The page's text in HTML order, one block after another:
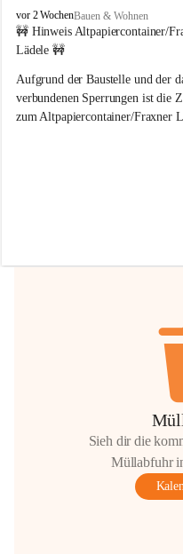
F
r
a
e
r
n
vor 2 WochenBauen & Wohnen
🚧 Hinweis Altpapiercontainer/
Lädele 🚧
Aufgrund der Baustelle und der
verbundenen Sperrungen ist die
zum Altpapiercontainer/Fraxner
Hilfsbereitschaft!
Sieh dir die
Müllabfuhr